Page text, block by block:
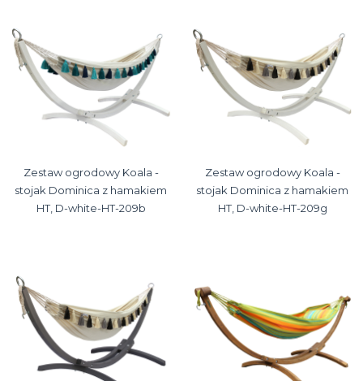
Zestaw ogrodowy Koala -
stojak Dominica z hamakiem
HT, D-white-HT-209b
Zestaw ogrodowy Koala -
stojak Dominica z hamakiem
HT, D-white-HT-209g